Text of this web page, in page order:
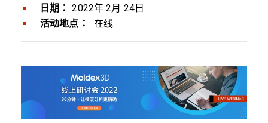
日期：
2022年 2月 24日
活动地点：
在线